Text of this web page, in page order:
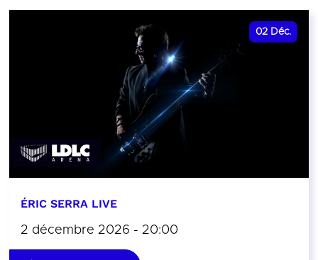
02 Déc.
ÉRIC SERRA LIVE
2 décembre 2026 - 20:00